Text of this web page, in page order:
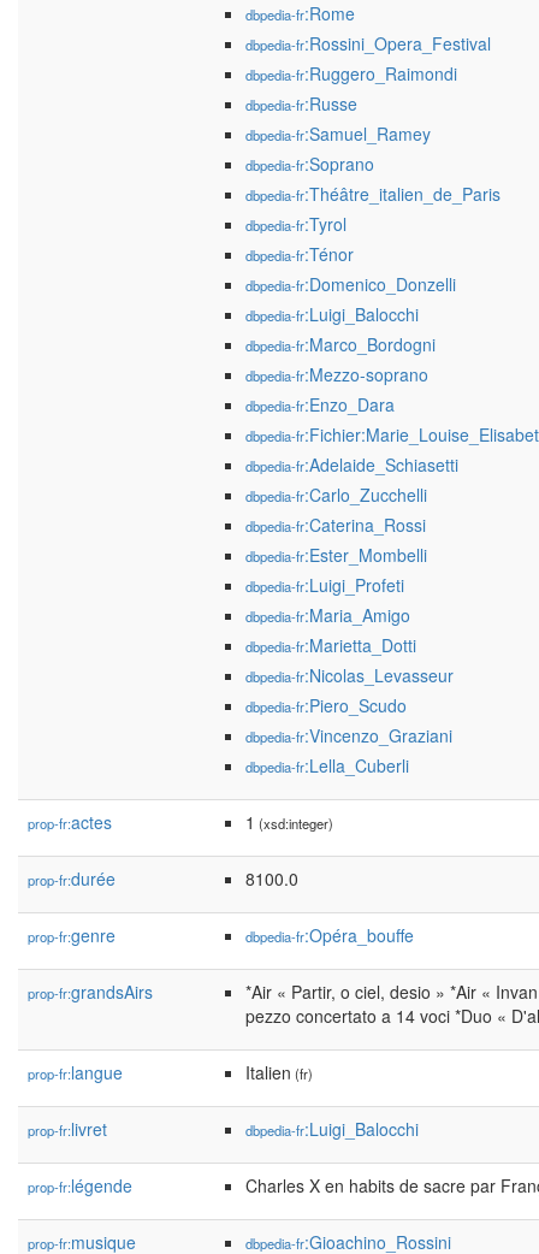
dbpedia-fr:Rome
dbpedia-fr:Rossini_Opera_Festival
dbpedia-fr:Ruggero_Raimondi
dbpedia-fr:Russe
dbpedia-fr:Samuel_Ramey
dbpedia-fr:Soprano
dbpedia-fr:Théâtre_italien_de_Paris
dbpedia-fr:Tyrol
dbpedia-fr:Ténor
dbpedia-fr:Domenico_Donzelli
dbpedia-fr:Luigi_Balocchi
dbpedia-fr:Marco_Bordogni
dbpedia-fr:Mezzo-soprano
dbpedia-fr:Enzo_Dara
dbpedia-fr
dbpedia-fr:Adelaide_Schiasetti
dbpedia-fr:Carlo_Zucchelli
dbpedia-fr:Caterina_Rossi
dbpedia-fr:Ester_Mombelli
dbpedia-fr:Luigi_Profeti
dbpedia-fr:Maria_Amigo
dbpedia-fr:Marietta_Dotti
dbpedia-fr:Nicolas_Levasseur
dbpedia-fr:Piero_Scudo
dbpedia-fr:Vincenzo_Graziani
dbpedia-fr:Lella_Cuberli
prop-fr:actes 1 (xsd:integer)
prop-fr:durée 8100.0
prop-fr:genre dbpedia-fr:Opéra_bouffe
prop-fr:grandsAirs
*Air « Partir, o ciel, desio » *Air «
pezzo concertato a 14 voci *Duo «
prop-fr:langue Italien (fr)
prop-fr:livret dbpedia-fr:Luigi_Balocchi
prop-fr:légende Charles X en habits de sacre par
prop-fr:musique dbpedia-fr:Gioachino_Rossini